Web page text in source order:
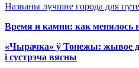
Названы лучшие города для
Время и камни: как менялось
«Чырачка» ў Тонежы: жывое
і сустрэча вясны